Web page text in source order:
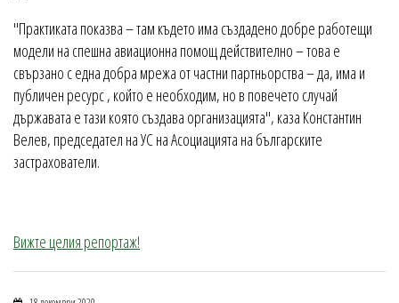
"Практиката показва – там където има създадено добре работещи
модели на спешна авиационна помощ действително – това е
свързано с една добра мрежа от частни партньорства – да, има и
публичен ресурс , който е необходим, но в повечето случай
държавата е тази която създава организацията", каза Константин
Велев, председател на УС на Асоциацията на българските
застрахователи.
Вижте целия репортаж!